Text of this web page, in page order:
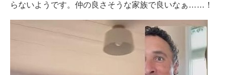
らないようです。仲の良さそうな家族で良いなぁ……！